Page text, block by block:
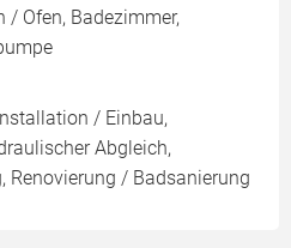
/ Ofen, Badezimmer,
/ Einbau,
Abgleich,
Renovierung / Badsanierung